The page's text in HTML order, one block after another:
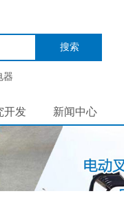
搜索
器
开发 新闻中心